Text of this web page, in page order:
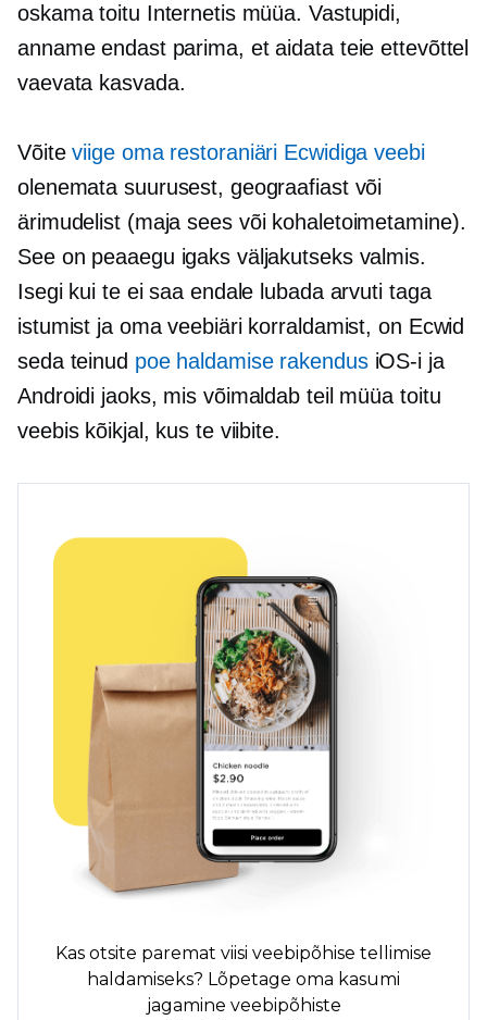
oskama toitu Internetis müüa. Vastupidi,
anname endast parima, et aidata teie ettevõttel
vaevata kasvada.
Võiteviige oma restoraniäri Ecwidiga veebi
olenemata suurusest, geograafiast või
ärimudelist (maja seesvõi kohaletoimetamine).
See on peaaegu igaks väljakutseks valmis.
Isegi kui te ei saa endale lubada arvuti taga
istumist ja oma veebiäri korraldamist, on Ecwid
seda teinud poe haldamise rakendusiOS-i ja
Androidi jaoks, mis võimaldab teil müüa toitu
veebis kõikjal, kus te viibite.
Kas otsite paremat viisi veebipõhise tellimise
haldamiseks? Lõpetage oma kasumi
jagamine veebipõhiste